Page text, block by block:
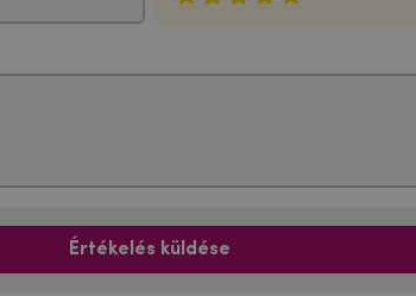
Értékelés küldése